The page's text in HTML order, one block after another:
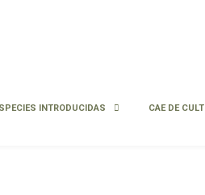
INTRODUCIDAS CAE DE